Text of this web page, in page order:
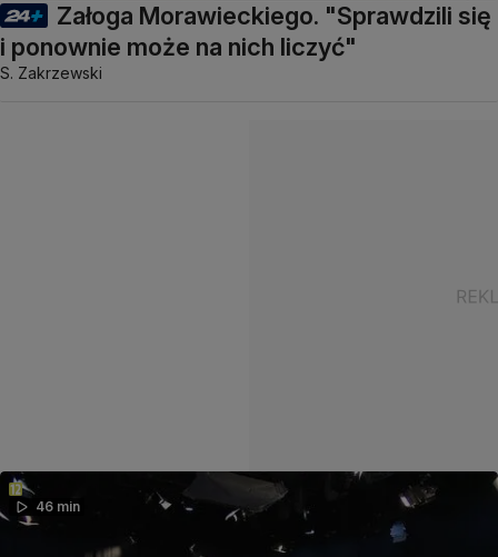
Załoga Morawieckiego. "Sprawdzili się
i ponownie może na nich liczyć"
S. Zakrzewski
46 min